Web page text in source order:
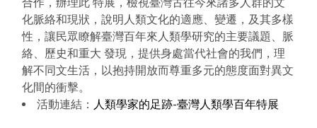
合作，辦理此 特展，檢視臺灣古往今來諸多人群的文
化脈絡和現狀，說明人類文化的適應、變遷，及其多樣
性，讓民眾瞭解臺灣百年來人類學研究的主要議題、脈
絡、歷史和重大 發現，提供身處當代社會的我們，理
解不同文生活，以抱持開放而尊重多元的態度面對異文
化間的衝擊。
活動連結： 人類學家的足跡-臺灣人類學百年特展